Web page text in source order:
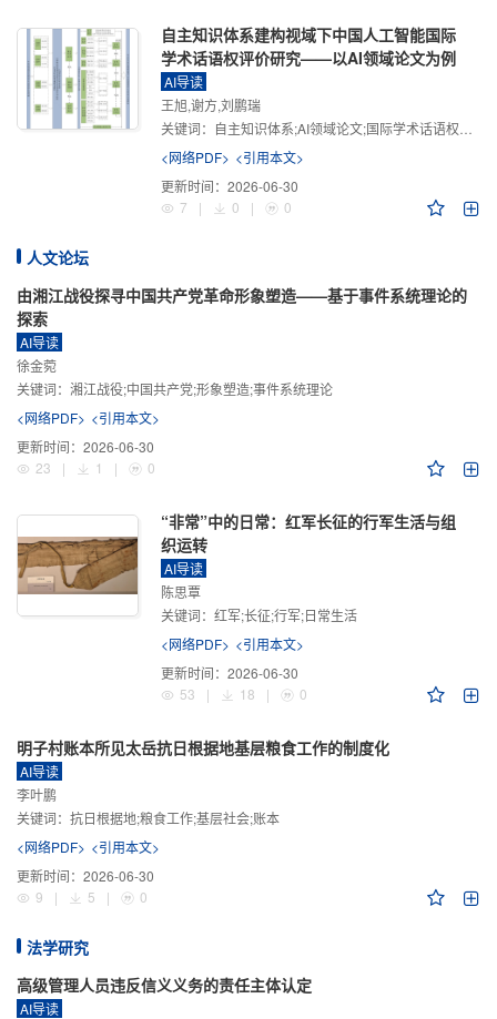
自主知识体系建构视域下中国人工智能国际
学术话语权评价研究——以AI领域论文为例
AI导读
王旭,谢方,刘鹏瑞
关键词： 自主知识体系;AI领域论文;国际学术话语权评价;学术影响力;学术感知力;学术传播力;学术引领力
<网络PDF> <引用本文>
更新时间： 2026-06-30
7
| 0 | 0
人文论坛
由湘江战役探寻中国共产党革命形象塑造——基于事件系统理论的
探索
AI导读
徐金菀
关键词： 湘江战役;中国共产党;形象塑造;事件系统理论
<网络PDF> <引用本文>
更新时间： 2026-06-30
23
| 1 | 0
“非常”中的日常：红军长征的行军生活与组
织运转
AI导读
陈思覃
关键词： 红军;长征;行军;日常生活
<网络PDF> <引用本文>
更新时间： 2026-06-30
53
| 18 | 0
明子村账本所见太岳抗日根据地基层粮食工作的制度化
AI导读
李叶鹏
关键词： 抗日根据地;粮食工作;基层社会;账本
<网络PDF> <引用本文>
更新时间： 2026-06-30
9
| 5 | 0
法学研究
高级管理人员违反信义义务的责任主体认定
AI导读